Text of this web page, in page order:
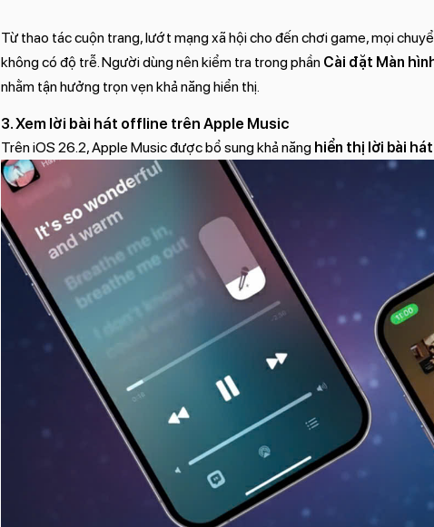
Từ thao tác cuộn trang, lướt mạng xã hội cho đến chơi game, mọi
không có độ trễ. Người dùng nên kiểm tra trong phần Cài đặt Màn
nhằm tận hưởng trọn vẹn khả năng hiển thị.
3. Xem lời bài hát offline trên Apple Music
Trên iOS 26.2, Apple Music được bổ sung khả năng hiển thị lời bài